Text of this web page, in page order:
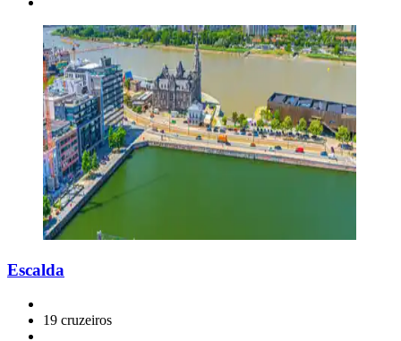
Escalda
19 cruzeiros